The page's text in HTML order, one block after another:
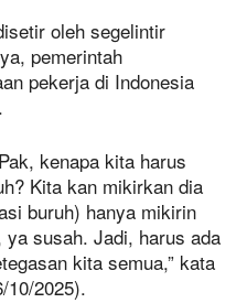
oleh segelintir
pemerintah
pekerja di Indonesia
kenapa kita harus
Kita kan mikirkan dia
buruh) hanya mikirin
susah. Jadi, harus ada
kita semua,” kata
10/2025).